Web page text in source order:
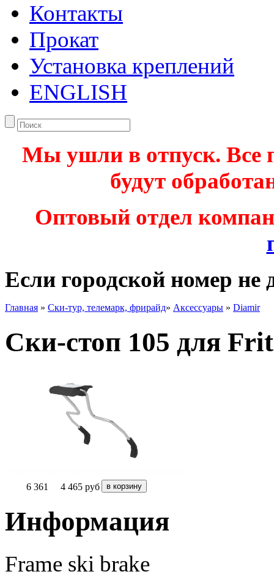
Контакты
Прокат
Установка креплений
ENGLISH
Мы ушли в отпуск. Все
будут
Оптовый отдел
Если городской номер не
Главная » Ски-тур, телемарк, фрирайд» Аксессуары » Diamir
Ски-стоп 105 для
6 361 4 465 руб
Информация
Frame ski brake